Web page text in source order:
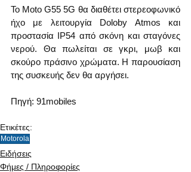
Το Moto G55 5G θα διαθέτει στερεοφωνικό
ήχο με λειτουργία Doloby Atmos και
προστασία IP54 από σκόνη και σταγόνες
νερού. Θα πωλείται σε γκρι, μωβ και
σκούρο πράσινο χρώματα. Η παρουσίαση
της συσκευής δεν θα αργήσει.
Πηγή: 91mobiles
Ετικέτες:
Motorola
Ειδήσεις
Φήμες / Πληροφορίες